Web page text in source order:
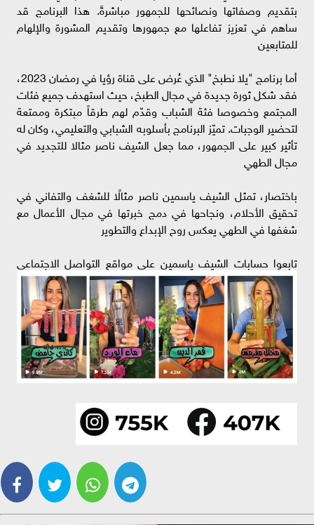
بتقديم وصفاتها ونصائحها للجمهور مباشرةً. هذا البرنامج قد
ساهم في تعزيز تفاعلها مع جمهورها وتقديم المشورة والإلهام
للمتابعين
أما برنامج "يلا نطبخ" الذي عُرض على قناة رؤيا في رمضان 2023،
فقد شكل ثورة جديدة في مجال الطبخ، حيث استهدف جميع فئات
المجتمع وخصوصا فئة الشباب وقدّم لهم طرقاً مبتكرة وممتعة
لتحضير الوجبات. تميّز البرنامج بأسلوبه الشبابي والتعليمي، وكان له
تأثير كبير على الجمهور، مما جعل الشيف ناصر مثالا للتجديد في
مجال الطهي
باختصار، تمثل الشيف ياسمين ناصر مثالًا للشغف والتفاني في
تحقيق الأحلام، ونجاحها في دمج خبرتها في مجال الأعمال مع
شغفها في الطهي يعكس روح الإبداع والتطوير
تابعوا حسابات الشيف ياسمين على مواقع التواصل الاجتماعي